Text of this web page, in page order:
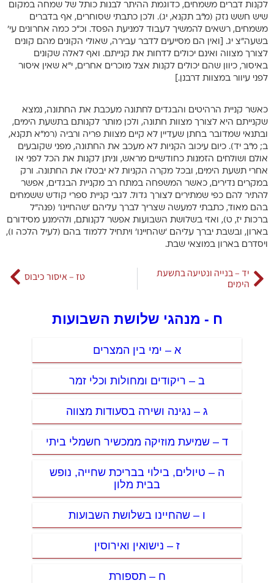
לקנות דברים משמחים, כדוגמת ההיתר לבנות כותל של שמחה במקום
שיש חשש נזק (מ”ב תקנא, יג). ולכן כתבתי שסוחרים, אף בדברים
משמחים, רשאים להמשיך לעבוד למניעת הפסד. וכ”כ כמה אחרונים עי’
בשעה”צ יג. [ואין הם מסייעים לדבר עבירה, שאולי הקונים מהם קונים
לצורך מצווה ואינם יכולים לדחות את קנייתם. ואף לאלה שקונים
באיסור, כיוון שהם יכולים לקנות אצל מוכרים אחרים, י”א שאין איסור
לפני עיוור במצוות דרבנן.]
כאשר קניית הרהיטים והבגדים לחתונה מעכבת את החתונה, נמצא
שקנייתם היא לצורך מצוות חתונה, ולכן מותר לקנותם בתשעת הימים,
ובתנאי שמדובר בחתן שעדיין לא קיים מצוות פריה ורביה (רמ”א תקנא,
ב; מ”ב יד). כיום עיכוב הקניות לא מעכב את החתונה, מפני שקובעים
אולם ושולחים הזמנות כחודשיים מראש, וניתן לקנות את הכל לפני או
אחרי תשעת הימים, ובכל מקרה הקניות לא יבטלו את החתונה. ורק
במקרים נדירים, כאשר המשפחה במתח רב מקניית הבגדים, אפשר
להתיר להם כפי שמתירים לצורך גדול. לגבי קניית ספרי קודש ששמחים
בהם מאוד, כתבתי למעשה שצריך לברך עליהם ‘שהחיינו’ (פנה”ל
ברכות יז, ט), ואזי בשלושת השבועות אפשר לקנותם, ולהימנע מסידורם
בארון, ובשבת יברך עליהם ‘שהחיינו’ ויתחיל ללמוד בהם (לעיל הלכה ו),
ויסדרם בארון במוצאי שבת.
יד – בנייה ונטיעה בתשעת
הימים
טז – איסור כיבוס
ח - מנהגי שלושת השבועות
א – ימי בין המצרים
ב – ריקודים ומחולות וכלי זמר
ג – נגינה ושירה בסעודות מצווה
ד – שמיעת מוזיקה ממכשיר חשמלי ביתי
ה – טיולים, בילוי בבריכת שחייה, נופש
בבית מלון
ו – שהחיינו בשלושת השבועות
ז – נישואין ואירוסין
ח – תספורת